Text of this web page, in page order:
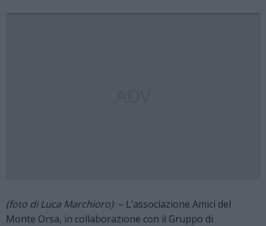
(foto di Luca Marchioro)– L’associazione Amici del
Monte Orsa, in collaborazione con il Gruppo di